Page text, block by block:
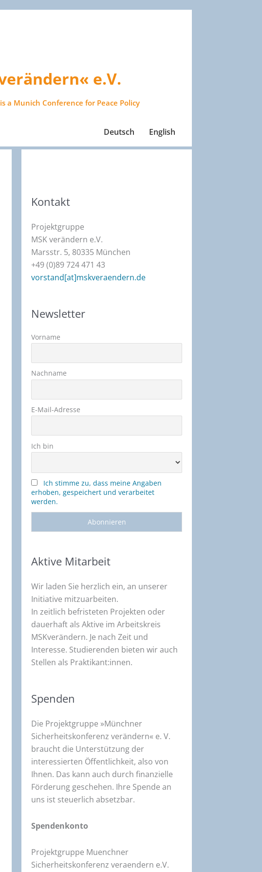
e.V.
a Munich Conference for Peace Policy
Deutsch English
Kontakt
Projektgruppe
MSK verändern e.V.
Marsstr. 5, 80335 München
+49 (0)89 724 471 43
vorstand[at]mskveraendern.de
Newsletter
Vorname
Nachname
E-Mail-Adresse
Ich bin
Ich stimme zu, dass meine Angaben
erhoben, gespeichert und verarbeitet
werden.
Aktive Mitarbeit
Wir laden Sie herzlich ein, an unserer
Initiative mitzuarbeiten.
In zeitlich befristeten Projekten oder
dauerhaft als Aktive im Arbeitskreis
MSKverändern. Je nach Zeit und
Interesse. Studierenden bieten wir auch
Stellen als Praktikant:innen.
Spenden
Die Projektgruppe »Münchner
Sicherheitskonferenz verändern« e. V.
braucht die Unterstützung der
interessierten Öffentlichkeit, also von
Ihnen. Das kann auch durch finanzielle
Förderung geschehen. Ihre Spende an
uns ist steuerlich absetzbar.
Spendenkonto
Projektgruppe Muenchner
Sicherheitskonferenz veraendern e.V.